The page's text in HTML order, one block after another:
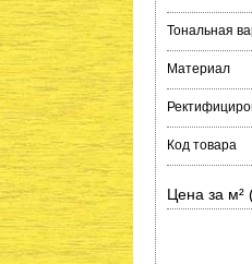
Тональная
Материал
Код товара
Цена за м²